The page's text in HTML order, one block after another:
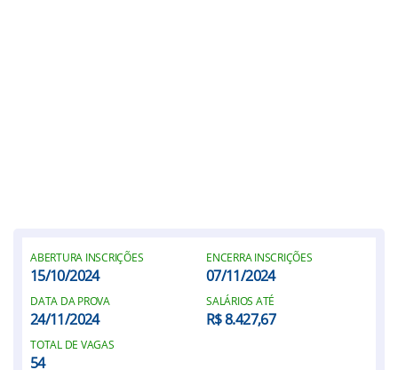
ABERTURA INSCRIÇÕES
15/10/2024
ENCERRA INSCRIÇÕES
07/11/2024
DATA DA PROVA
24/11/2024
SALÁRIOS ATÉ
R$ 8.427,67
TOTAL DE VAGAS
54